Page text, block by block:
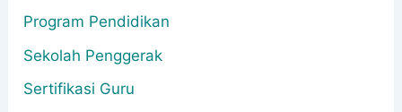
Program Pendidikan
Sekolah Penggerak
Sertifikasi Guru